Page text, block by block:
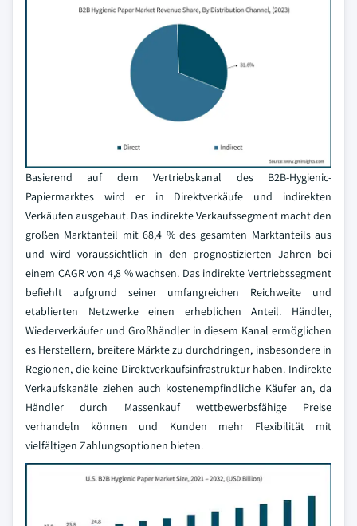
Basierend auf dem Vertriebskanal des B2B-Hygienic-
Papiermarktes wird er in Direktverkäufe und indirekten
Verkäufen ausgebaut. Das indirekte Verkaufssegment macht den
großen Marktanteil mit 68,4 % des gesamten Marktanteils aus
und wird voraussichtlich in den prognostizierten Jahren bei
einem CAGR von 4,8 % wachsen. Das indirekte Vertriebssegment
befiehlt aufgrund seiner umfangreichen Reichweite und
etablierten Netzwerke einen erheblichen Anteil. Händler,
Wiederverkäufer und Großhändler in diesem Kanal ermöglichen
es Herstellern, breitere Märkte zu durchdringen, insbesondere in
Regionen, die keine Direktverkaufsinfrastruktur haben. Indirekte
Verkaufskanäle ziehen auch kostenempfindliche Käufer an, da
Händler durch Massenkauf wettbewerbsfähige Preise
verhandeln können und Kunden mehr Flexibilität mit
vielfältigen Zahlungsoptionen bieten.